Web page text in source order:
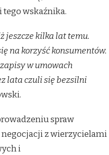
wskaźnika.
jeszcze kilka lat temu.
na korzyść konsumentów.
w umowach
lata czuli się bezsilni
spraw
negocjacji z wierzycielami
i